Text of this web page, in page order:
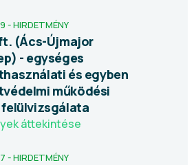
- HIRDETMÉNY
(Ács-Újmajor
- egységes
és egyben
működési
áttekintése
- HIRDETMÉNY